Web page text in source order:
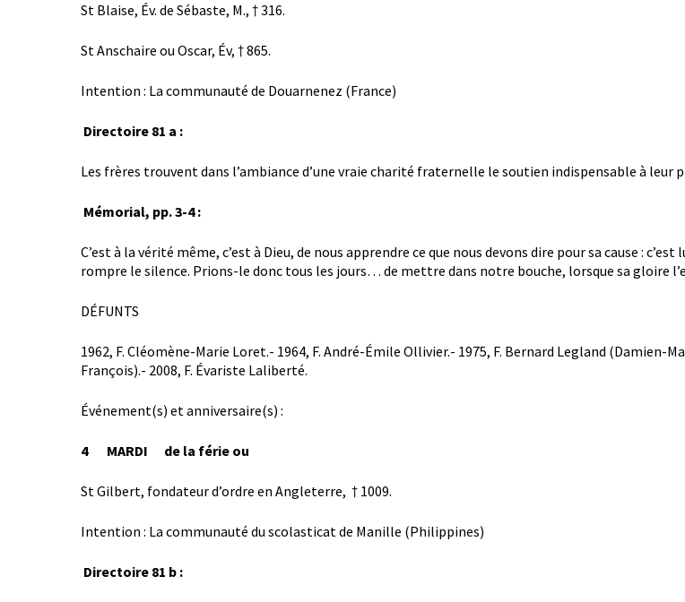
St Blaise, Év. de Sébaste, M., † 316.
St Anschaire ou Oscar, Év, † 865.
Intention : La communauté de Douarnenez (France)
Directoire 81 a :
Les frères trouvent dans l’ambiance d’une vraie charité fraternelle le soutien indispensable à leur
Mémorial, pp. 3-4 :
C’est à la vérité même, c’est à Dieu, de nous apprendre ce que nous devons dire pour sa cause :
rompre le silence. Prions-le donc tous les jours… de mettre dans notre bouche, lorsque sa gloire
DÉFUNTS
1962, F. Cléomène-Marie Loret.- 1964, F. André-Émile Ollivier.- 1975, F. Bernard Legland (Damien-
François).- 2008, F. Évariste Laliberté.
Événement(s) et anniversaire(s) :
4 MARDI de la férie ou
St Gilbert, fondateur d’ordre en Angleterre, † 1009.
Intention : La communauté du scolasticat de Manille (Philippines)
Directoire 81 b :